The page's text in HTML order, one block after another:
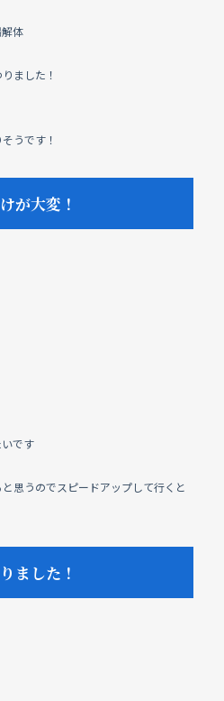
体
ました！
うです！
が大変！
です
思うのでスピードアップして行くと
ました！